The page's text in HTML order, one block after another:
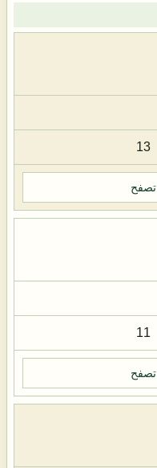
13
تصفح
11
تصفح